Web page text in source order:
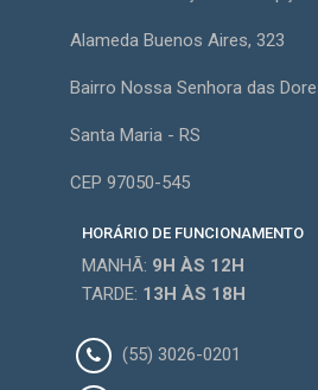
Alameda Buenos Aires, 323
Bairro Nossa Senhora das
Santa Maria - RS
CEP 97050-545
HORÁRIO DE FUNCIONAMENTO
MANHÃ: 9H ÀS 12H
TARDE: 13H ÀS 18H
(55) 3026-0201